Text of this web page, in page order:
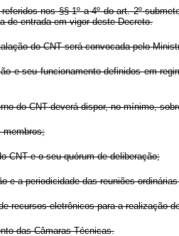
nos §§ 1º a 4º do art. 2º
de entrada em vigor deste Decreto.
do CNT será convocada pelo
e seu funcionamento definidos em
do CNT deverá dispor, no mínimo,
membros;
CNT e o seu quórum de deliberação;
e a periodicidade das reuniões
recursos eletrônicos para a realização
das Câmaras Técnicas.